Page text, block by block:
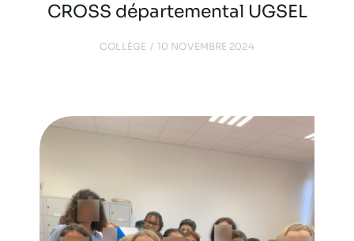
CROSS départemental UGSEL
COLLÈGE 10 NOVEMBRE 2024